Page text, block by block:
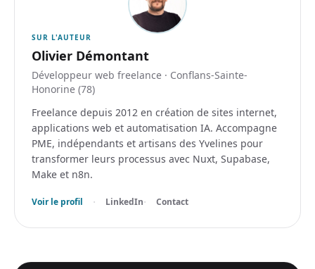
SUR L'AUTEUR
Olivier Démontant
Développeur web freelance · Conflans-Sainte-
Honorine (78)
Freelance depuis 2012 en création de sites internet,
applications web et automatisation IA. Accompagne
PME, indépendants et artisans des Yvelines pour
transformer leurs processus avec Nuxt, Supabase,
Make et n8n.
Voir le profil · LinkedIn· Contact